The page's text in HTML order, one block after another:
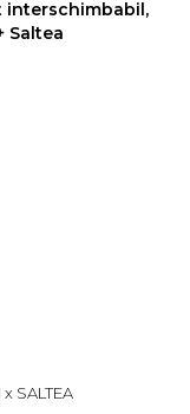
interschimbabil,
Saltea
x SALTEA